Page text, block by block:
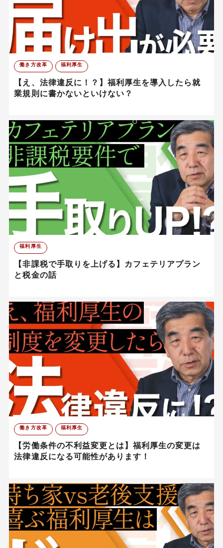
働き方改革 福利厚生
【え、法律違反に！？】福利厚生を導入したら就
業規則に書かないといけない？
福利厚生
【非課税で手取りを上げる】カフェテリアプラン
と税金の話
働き方改革 福利厚生
【労働条件の不利益変更とは】福利厚生の変更は
法律違反になる可能性があります！